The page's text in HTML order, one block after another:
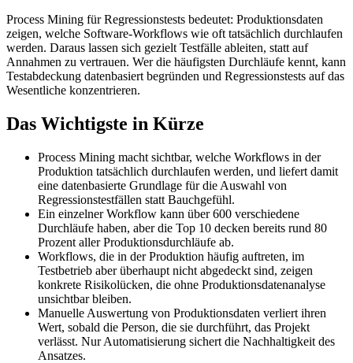
Process Mining für Regressionstests bedeutet: Produktionsdaten
zeigen, welche Software-Workflows wie oft tatsächlich durchlaufen
werden. Daraus lassen sich gezielt Testfälle ableiten, statt auf
Annahmen zu vertrauen. Wer die häufigsten Durchläufe kennt, kann
Testabdeckung datenbasiert begründen und Regressionstests auf das
Wesentliche konzentrieren.
Das Wichtigste in Kürze
Process Mining macht sichtbar, welche Workflows in der
Produktion tatsächlich durchlaufen werden, und liefert damit
eine datenbasierte Grundlage für die Auswahl von
Regressionstestfällen statt Bauchgefühl.
Ein einzelner Workflow kann über 600 verschiedene
Durchläufe haben, aber die Top 10 decken bereits rund 80
Prozent aller Produktionsdurchläufe ab.
Workflows, die in der Produktion häufig auftreten, im
Testbetrieb aber überhaupt nicht abgedeckt sind, zeigen
konkrete Risikolücken, die ohne Produktionsdatenanalyse
unsichtbar bleiben.
Manuelle Auswertung von Produktionsdaten verliert ihren
Wert, sobald die Person, die sie durchführt, das Projekt
verlässt. Nur Automatisierung sichert die Nachhaltigkeit des
Ansatzes.